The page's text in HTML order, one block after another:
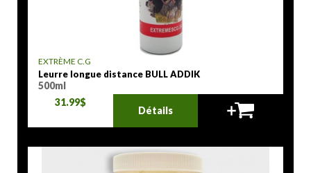
EXTRÈME C.G
Leurre longue distance BULL ADDIK
500ml
31.99$
Détails